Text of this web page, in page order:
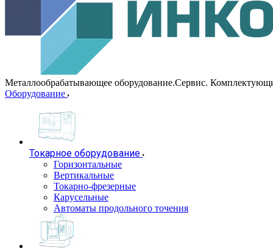
Металлообрабатывающее оборудование.Сервис.
Оборудование
Токарное оборудование
Горизонтальные
Вертикальные
Токарно-фрезерные
Карусельные
Автоматы продольного точения